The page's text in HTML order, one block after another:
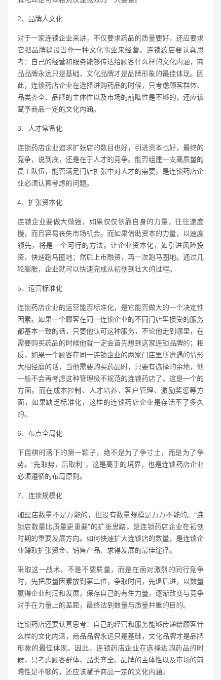
2、品牌人文化
对于一家连锁企业来讲，不仅要求药品的质量要好，还应要求
它把品牌建设当作一种文化事业来经营。连锁药店要认真思
考：自己的经营和服务能够传达给顾客什么样的文化内涵，商
品品牌永远只是基础，文化品牌才是品牌形象的最佳体现。因
此，连锁药店企业在选择进购药品的时候，只考虑顾客群体、
品类齐全、品牌的主体性以及市场的前瞻性是不够的，还应该
赋予商品一定的文化内涵。
3、人才常备化
连锁药店企业追求扩张店的数目也好，引进资本也好，最终的
竞争，说到底，还是在于人才的竞争。能否组建一支高质量的
员工队伍，能否满足门店扩张中对人才的需要，是连锁药店企
业必须认真考虑的问题。
4、扩张资本化
连锁企业要做大做强，如果仅仅依靠自身的力量，往往速度
慢，而且容易丧失市场机会。而如果借助资本的力量，以速度
领先，将是一个可行的方法。让企业资本化，如引进风险投
资，快速跑马圈地；然后上市融资，再一次跑马圈地。通过几
轮膨胀，企业就可以快速完成从初创到壮大的过程。
5、运营标准化
连锁药店企业的运营能否标准化，是它能否做大的一个决定性
因素。如果一个顾客在同一连锁企业的不同门店里接受的服务
都基本一致的话，只要他认可这种服务，不论他走到哪里，在
需要购买药品的时候他就一定会首先想到这家连锁品牌的；相
反，如果一个顾客在同一连锁企业的两家门店里所遭遇的情形
大相径庭的话，当他需要购买药品时，只要有选择的余地，他
一般不会再考虑这种管理极不规范的连锁药店了。这是一个的
方面。而在成本控制、人才培养、客户管理、激励奖惩等方
面，如果缺乏标准化，这样的连锁药店企业是存活不了多久
的。
6、布点全局化
下围棋时落下的第一颗子，绝不是为了争寸土，而是为了争
势。“先取势，后取利”，这是高手的境界，也是连锁药店企业
必须遵循的布局原则。
7、连锁规模化
加盟店数量不是万能的，但没有数量规模是万万不能的。“连
锁店数量比质量更重要”的扩张思路，是连锁药店企业在初创
时期的重要发展方向。如何快速扩大连锁店的数量，是连锁企
业赚取扩张资金、销售产品、求得发展的最佳途径。
采取这一战术，不是不要质量，而是在面对激烈的同行竞争
时，先把质量因素放到第二位，争取时间，先退后进，以数量
赢得企业利润和发展，保存自己的有生力量，逐渐改变与竞争
对手在力量上的差距，最终达到数量与质量并重的目的。
连锁药店还要认真思考：自己的经营和服务能够传递给顾客什
么样的文化内涵，商品品牌永远只是基础，文化品牌才是品牌
形象的最佳体现。因此，连锁药店企业在选择进购药品的时
候，只考虑顾客群体、品类齐全、品牌的主体性以及市场的前
瞻性是不够的，还应该赋予商品一定的文化内涵。